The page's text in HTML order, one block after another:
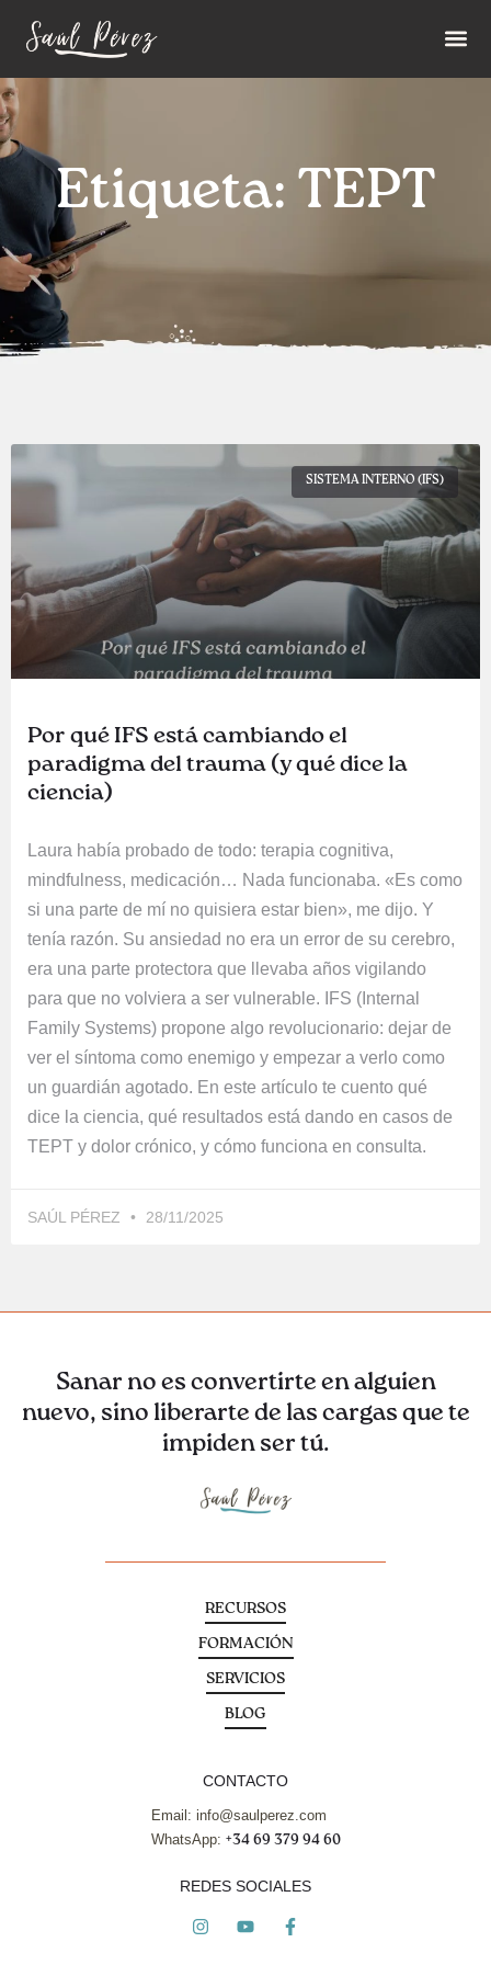
Etiqueta: TEPT
SISTEMA INTERNO (IFS)
Por qué IFS está cambiando el
paradigma del trauma (y qué dice la
ciencia)
Laura había probado de todo: terapia cognitiva,
mindfulness, medicación… Nada funcionaba. «Es como
si una parte de mí no quisiera estar bien», me dijo. Y
tenía razón. Su ansiedad no era un error de su cerebro,
era una parte protectora que llevaba años vigilando
para que no volviera a ser vulnerable. IFS (Internal
Family Systems) propone algo revolucionario: dejar de
ver el síntoma como enemigo y empezar a verlo como
un guardián agotado. En este artículo te cuento qué
dice la ciencia, qué resultados está dando en casos de
TEPT y dolor crónico, y cómo funciona en consulta.
SAÚL PÉREZ 28/11/2025
Sanar no es convertirte en alguien
nuevo, sino liberarte de las cargas que te
impiden ser tú.
RECURSOS
FORMACIÓN
SERVICIOS
BLOG
CONTACTO
Email: info@saulperez.com
WhatsApp: +34 69 379 94 60
REDES SOCIALES